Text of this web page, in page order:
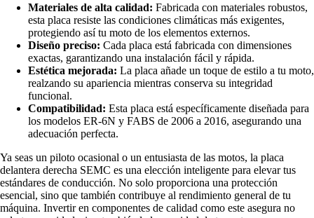
Materiales de alta calidad: Fabricada con materiales robustos,
esta placa resiste las condiciones climáticas más exigentes,
protegiendo así tu moto de los elementos externos.
Diseño preciso: Cada placa está fabricada con dimensiones
exactas, garantizando una instalación fácil y rápida.
Estética mejorada: La placa añade un toque de estilo a tu moto,
realzando su apariencia mientras conserva su integridad
funcional.
Compatibilidad: Esta placa está específicamente diseñada para
los modelos ER-6N y FABS de 2006 a 2016, asegurando una
adecuación perfecta.
Ya seas un piloto ocasional o un entusiasta de las motos, la placa
delantera derecha SEMC es una elección inteligente para elevar tus
estándares de conducción. No solo proporciona una protección
esencial, sino que también contribuye al rendimiento general de tu
máquina. Invertir en componentes de calidad como este asegura no